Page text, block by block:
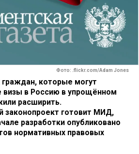
Фото: .flickr.com/Adam Jones
граждан, которые могут
визы в Россию в упрощённом
расширить.
законопроект готовит МИД,
разработки опубликовано
нормативных правовых